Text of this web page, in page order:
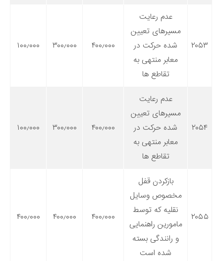
۲۰۵۳
عدم رعایت
مسیرهای تعیین
شده حرکت در
معابر منتهی به
تقاطع ها
۴۰۰٫۰۰۰ ۳۰۰٫۰۰۰ ۱۰۰٫۰۰۰
۲۰۵۴
عدم رعایت
مسیرهای تعیین
شده حرکت در
معابر منتهی به
تقاطع ها
۴۰۰٫۰۰۰ ۳۰۰٫۰۰۰ ۱۰۰٫۰۰۰
۲۰۵۵
بازکردن قفل
مخصوص وسایل
نقلیه که توسط
مامورین راهنمایی
و رانندگی بسته
شده است
۴۰۰٫۰۰۰ ۴۰۰٫۰۰۰ ۴۰۰٫۰۰۰